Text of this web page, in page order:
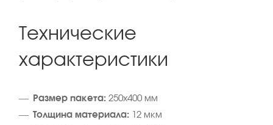
Технические
характеристики
Размер пакета: 250x400 мм
Толщина материала: 12 мкм